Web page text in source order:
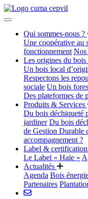
Qui sommes-nous ?
Une coopérative au
fonctionnement Nos
Les origines du bois
Un bois local
Respectons les
sociale Un bois
Des plateformes de
Produits & Services
Du bois déchiqueté
jardiner Du bois
de Gestion Durable
accompagnement ?
Label & certification
Le Label « Haie »
Actualités
Agenda Bois
Partenaires